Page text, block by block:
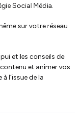
Social Média.
sur votre réseau
et les conseils de
et animer vos
l’issue de la